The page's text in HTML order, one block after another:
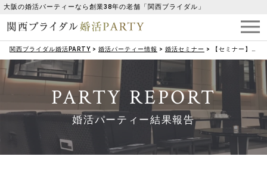
大阪の婚活パーティーなら創業38年の老舗「関西ブライダル」
関西ブライダル婚活PARTY > 婚活パーティー情報 > 婚活セミナー > 【セミナー】（女性限定）EMSを使って顔トレでマイナス5歳若見え♡第一印象アップセミナー
PARTY REPORT
婚活パーティー結果報告